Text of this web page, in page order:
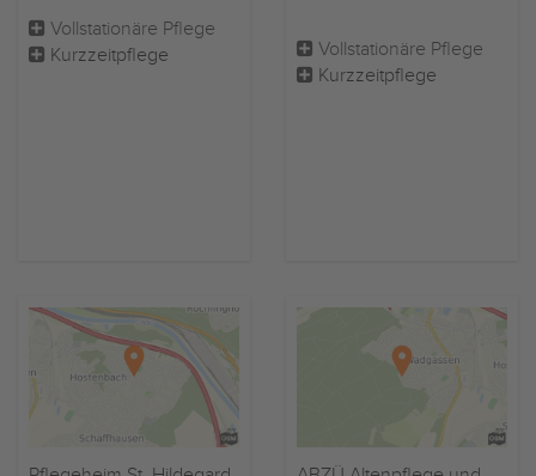
Vollstationäre Pflege
Kurzzeitpflege
Vollstationäre Pflege
Kurzzeitpflege